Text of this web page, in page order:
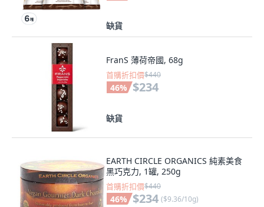
缺貨
FranS 薄荷帝國, 68g
首購折扣價$440
46% $234
缺貨
EARTH CIRCLE ORGANICS 純素美食
黑巧克力, 1罐, 250g
首購折扣價$440
46% $234 ($9.36/10g)